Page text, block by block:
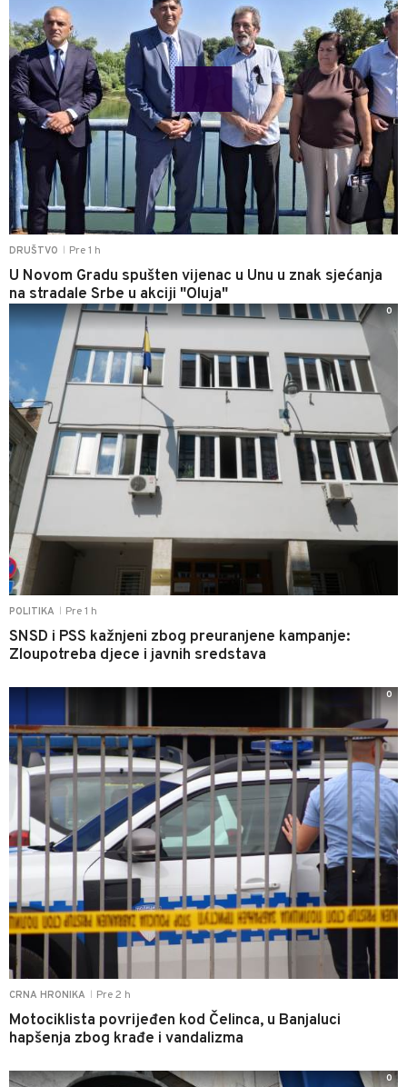
DRUŠTVO Pre 1 h
U Novom Gradu spušten vijenac u Unu u znak sjećanja
na stradale Srbe u akciji "Oluja"
POLITIKA Pre 1 h
SNSD i PSS kažnjeni zbog preuranjene kampanje:
Zloupotreba djece i javnih sredstava
0
CRNA HRONIKA Pre 2 h
Motociklista povrijeđen kod Čelinca, u Banjaluci
hapšenja zbog krađe i vandalizma
0
0